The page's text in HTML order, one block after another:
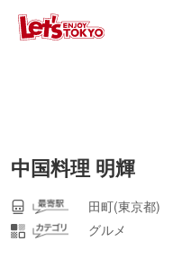
中国料理 明輝
田町(東京都)
グルメ